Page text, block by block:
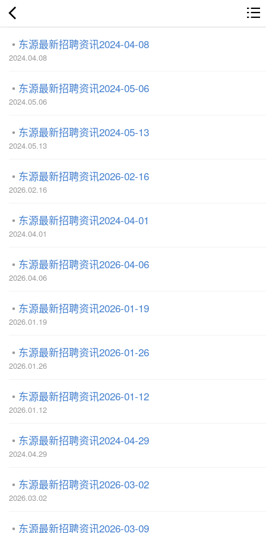
东源最新招聘资讯2024-04-08
2024.04.08
东源最新招聘资讯2024-05-06
2024.05.06
东源最新招聘资讯2024-05-13
2024.05.13
东源最新招聘资讯2026-02-16
2026.02.16
东源最新招聘资讯2024-04-01
2024.04.01
东源最新招聘资讯2026-04-06
2026.04.06
东源最新招聘资讯2026-01-19
2026.01.19
东源最新招聘资讯2026-01-26
2026.01.26
东源最新招聘资讯2026-01-12
2026.01.12
东源最新招聘资讯2024-04-29
2024.04.29
东源最新招聘资讯2026-03-02
2026.03.02
东源最新招聘资讯2026-03-09